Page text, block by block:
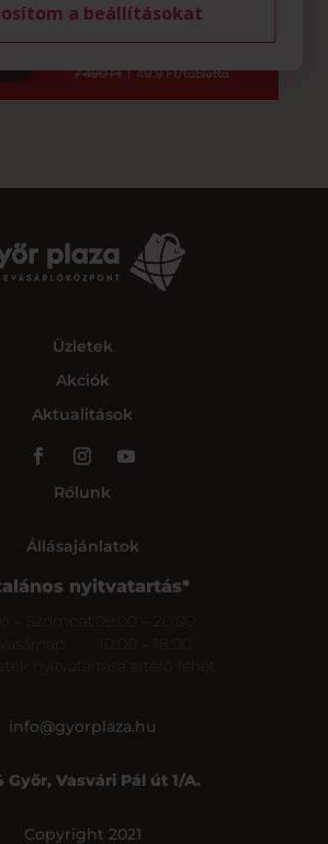
Üzletek
Akciók
Aktualitások
Rólunk
Állásajánlatok
nyitvatartás*
nyitvatartása eltérő lehet.
info@gyorplaza.hu
Győr, Vasvári Pál út 1/A.
Copyright 2021
a beállításokat